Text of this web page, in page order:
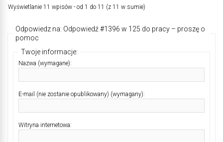
Wyświetlanie 11 wpisów - od 1 do 11 (z 11 w sumie)
Odpowiedz na: Odpowiedź #1396 w 125 do pracy – proszę o
pomoc
Twoje informacje:
Nazwa (wymagane):
E-mail (nie zostanie opublikowany) (wymagany):
Witryna internetowa: